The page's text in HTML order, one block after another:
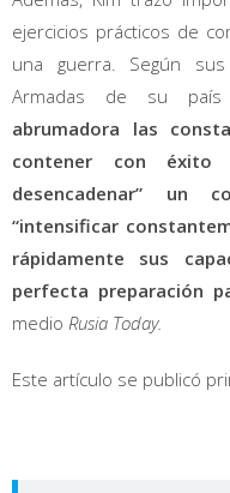
ejercicios prácticos de
una guerra. Según
Armadas de su país
abrumadora las
contener con
desencadenar” un
“intensificar
rápidamente sus
perfecta preparación
medio Rusia Today.
Este artículo se publicó